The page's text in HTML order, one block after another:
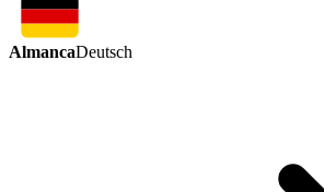
AlmancaDeutsch